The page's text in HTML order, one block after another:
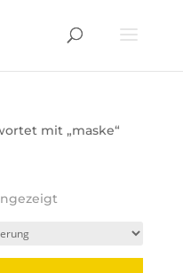
mit „maske“